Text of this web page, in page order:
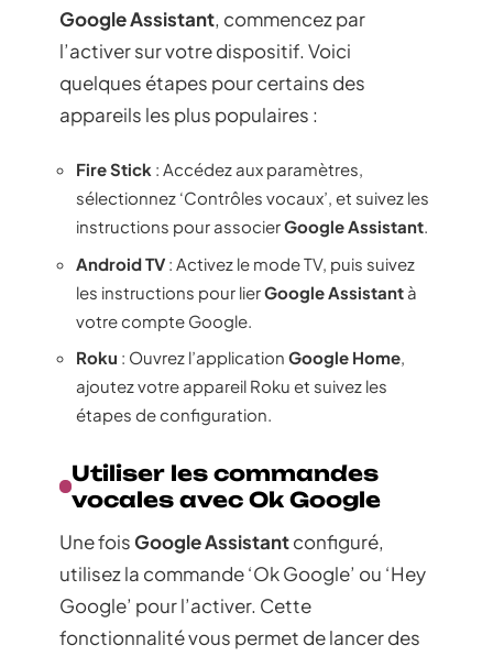
Google Assistant, commencez par
l’activer sur votre dispositif. Voici
quelques étapes pour certains des
appareils les plus populaires :
Fire Stick : Accédez aux paramètres,
sélectionnez ‘Contrôles vocaux’, et suivez les
instructions pour associerGoogle Assistant.
Android TV : Activez le mode TV, puis suivez
les instructions pour lierGoogle Assistant à
votre compte Google.
Roku : Ouvrez l’application Google Home,
ajoutez votre appareil Roku et suivez les
étapes de configuration.
Utiliser les commandes
vocales avec Ok Google
Une foisGoogle Assistantconfiguré,
utilisez la commande ‘Ok Google’ ou ‘Hey
Google’ pour l’activer. Cette
fonctionnalité vous permet de lancer des